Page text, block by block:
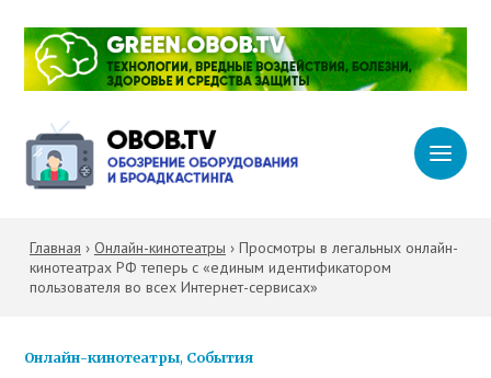
Главная › Онлайн-кинотеатры › Просмотры в легальных онлайн-
кинотеатрах РФ теперь с «единым идентификатором
пользователя во всех Интернет-сервисах»
Онлайн-кинотеатры, События